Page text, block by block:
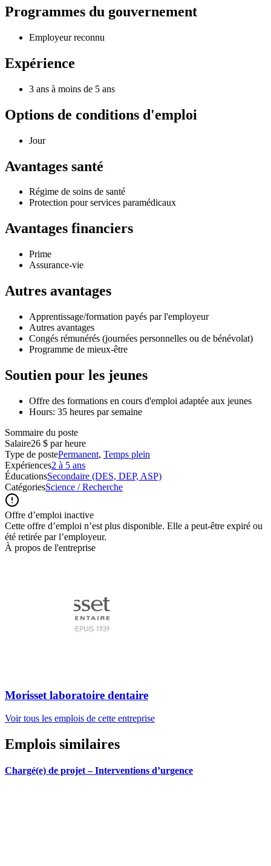
Programmes du gouvernement
Employeur reconnu
Expérience
3 ans à moins de 5 ans
Options de conditions d'emploi
Jour
Avantages santé
Régime de soins de santé
Protection pour services paramédicaux
Avantages financiers
Prime
Assurance-vie
Autres avantages
Apprentissage/formation payés par l'employeur
Autres avantages
Congés rémunérés (journées personnelles ou de bénévolat)
Programme de mieux-être
Soutien pour les jeunes
Offre des formations en cours d'emploi adaptée aux jeunes
Hours: 35 heures par semaine
Sommaire du poste
Salaire26 $ par heure
Type de postePermanent, Temps plein
Expériences2 à 5 ans
ÉducationsSecondaire (DES, DEP, ASP)
CatégoriesScience / Recherche
Offre d’emploi inactive
Cette offre d’emploi n’est plus disponible. Elle a peut-être expiré ou
été retirée par l’employeur.
À propos de l'entreprise
Morisset laboratoire dentaire
Voir tous les emplois de cette entreprise
Emplois similaires
Chargé(e) de projet – Interventions d’urgence